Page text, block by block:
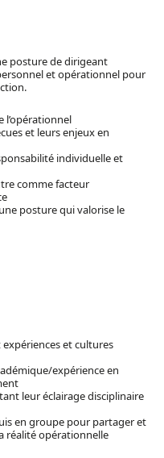
posture de dirigeant
et opérationnel pour
et leurs enjeux en
individuelle et
comme facteur
posture qui valorise le
et cultures
expérience en
leur éclairage disciplinaire
en groupe pour partager et
réalité opérationnelle